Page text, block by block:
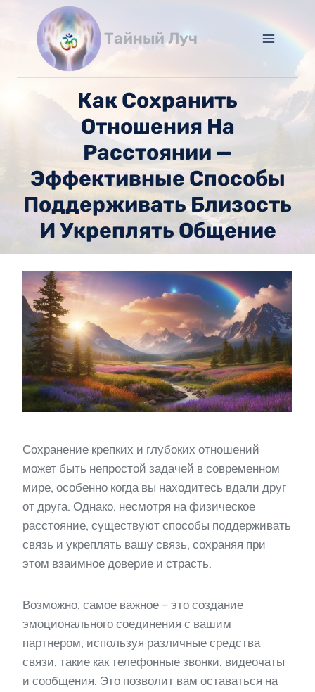
содержимому
Тайный Луч
Как Сохранить
Отношения На
Расстоянии —
Эффективные Способы
Поддерживать Близость
И Укреплять Общение
Сохранение крепких и глубоких отношений
может быть непростой задачей в современном
мире, особенно когда вы находитесь вдали друг
от друга. Однако, несмотря на физическое
расстояние, существуют способы поддерживать
связь и укреплять вашу связь, сохраняя при
этом взаимное доверие и страсть.
Возможно, самое важное – это создание
эмоционального соединения с вашим
партнером, используя различные средства
связи, такие как телефонные звонки, видеочаты
и сообщения. Это позволит вам оставаться на